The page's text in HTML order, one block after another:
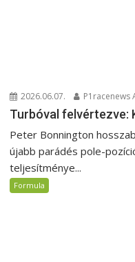
2026.06.07. P1racenews
Turbóval felvértezve:
Peter Bonnington
újabb parádés pole-
teljesítménye...
Formula